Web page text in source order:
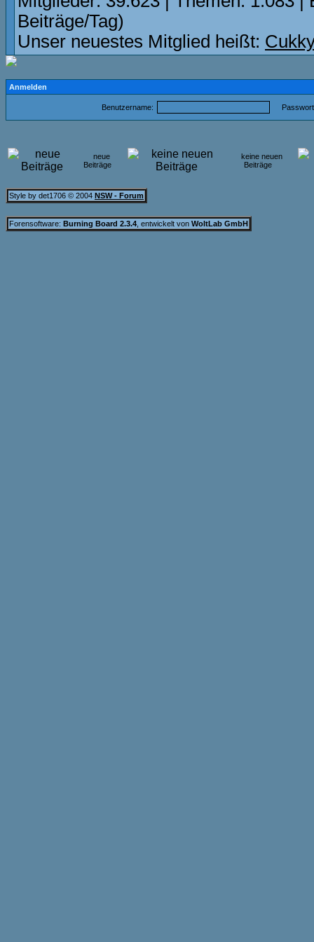
Beiträge/Tag)
Unser neuestes Mitglied heißt:
Anmelden
Benutzername:
neue
Beiträge
keine neuen
Beiträge
Style by det1706 © 2004 NSW - Forum
Forensoftware: Burning Board 2.3.4 , entwickelt von WoltLab GmbH